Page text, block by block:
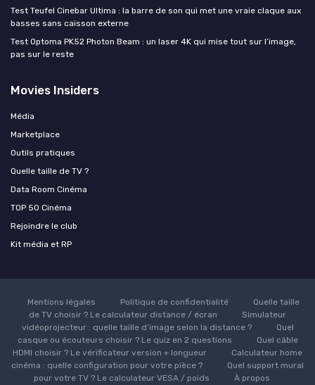
Test Teufel Cinebar Ultima : la barre de son qui met une vraie claque aux
basses sans caisson externe
Test Optoma PK52 Photon Beam : un laser 4K qui mise tout sur l’image,
pas sur le reste
Movies Insiders
Média
Marketplace
Outils pratiques
Quelle taille de TV ?
Data Room Cinéma
TOP 50 Cinéma
Rejoindre le club
Kit média et RP
Mentions légales Politique de confidentialité
Quelle taille
de TV choisir ? Le calculateur distance / écran
Simulateur
vidéoprojecteur : quelle taille d’image selon la distance ?
Quel
casque ou écouteurs choisir ? Le quiz en 2 questions
Quel câble
HDMI choisir ? Le vérificateur version + longueur
Calculateur home
cinéma : quelle configuration pour votre pièce ?
Quel support mural
pour votre TV ? Le calculateur VESA / poids
À propos